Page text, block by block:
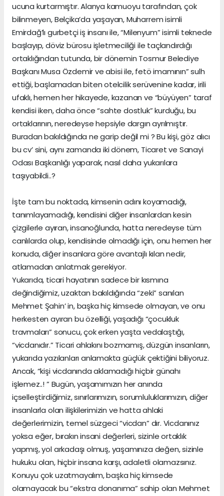
ucuna kurtarmıştır. Alanya kamuoyu tarafından, çok
bilinmeyen, Belçika’da yaşayan, Muharrem isimli
Emirdağ’lı gurbetçi iş insanı ile, “Milenyum” isimli teknede
başlayıp, döviz bürosu işletmeciliği ile taçlandırdığı
ortaklığından tutunda, bir dönemin Tosmur Belediye
Başkanı Musa Özdemir ve abisi ile, fetö imamının” sulh
ettiği, başlamadan biten otelcilik serüvenine kadar, irili
ufaklı, hemen her hikayede, kazanan ve “büyüyen” taraf
kendisi iken, daha önce “sahte dostluk” kurduğu, bu
ortaklarının, neredeyse hepsiyle dargın ayrılmıştır.
Buradan bakıldığında ne garip değil mi ? Bu kişi, göz alıcı
bu cv’ sini, aynı zamanda iki dönem, Ticaret ve Sanayi
Odası Başkanlığı yaparak, nasıl daha yukarılara
taşıyabildi..?
İşte tam bu noktada, kimsenin adını koyamadığı,
tanımlayamadığı, kendisini diğer insanlardan kesin
çizgilerle ayıran, insanoğlunda, hatta neredeyse tüm
canlılarda olup, kendisinde olmadığı için, onu hemen her
konuda, diğer insanlara göre avantajlı kılan nedir,
atlamadan anlatmak gerekiyor.
Yukarıda, ticari hayatının sadece bir kısmına
değindiğimiz, uzaktan bakıldığında “zeki” sanılan
Mehmet Şahin’ in, başka hiç kimsede olmayan, ve onu
herkesten ayıran bu özelliği, yaşadığı “çocukluk
travmaları” sonucu, çok erken yaşta vedalaştığı,
“vicdanıdır.” Ticari ahlakını bozmamış, düzgün insanların,
yukarıda yazılanları anlamakta güçlük çektiğini biliyoruz.
Ancak, “kişi vicdanında aklamadığı hiçbir günahı
işlemez..! ” Bugün, yaşamımızın her anında
içselleştirdiğimiz, sınırlarımızın, sorumluluklarımızın, diğer
insanlarla olan ilişkilerimizin ve hatta ahlaki
değerlerimizin, temel süzgeci “vicdan” dır. Vicdanınız
yoksa eğer, bırakın insani değerleri, sizinle ortaklık
yapmış, yol arkadaşı olmuş, yaşamınıza değen, sizinle
hukuku olan, hiçbir insana karşı, adaletli olamazsınız.
Konuyu çok uzatmayalım, başka hiç kimsede
olamayacak bu “ekstra donanıma” sahip olan Mehmet